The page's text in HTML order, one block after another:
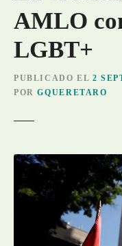
AMLO
LGBT+
PUBLICADO EL 2
POR
GQUERETARO